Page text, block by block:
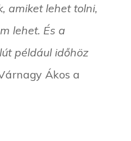
amiket lehet tolni,
lehet. És a
például időhöz
Ákos a